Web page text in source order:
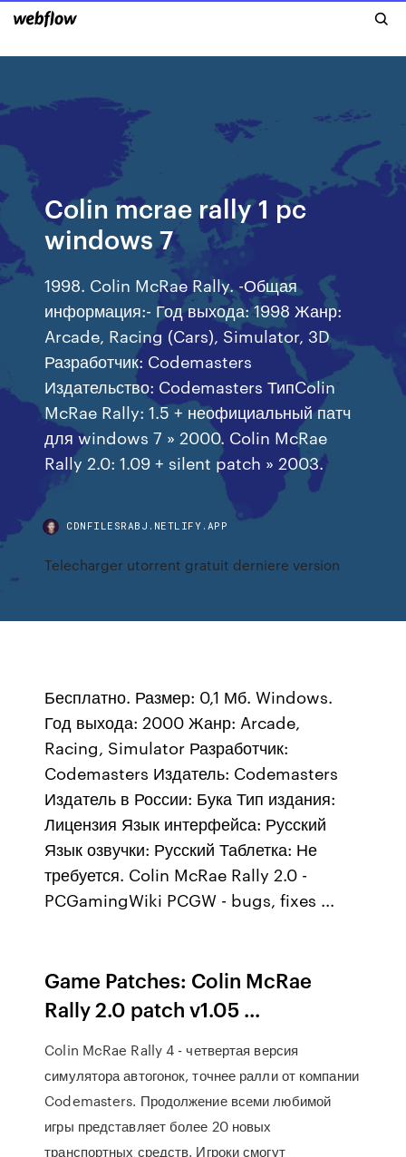
Colin mcrae rally 1 pc
windows 7
1998. Colin McRae Rally. -Общая
информация:- Год выхода: 1998 Жанр:
Arcade, Racing (Cars), Simulator, 3D
Разработчик: Codemasters
Издательство: Codemasters ТипColin
McRae Rally: 1.5 + неофициальный патч
для windows 7 » 2000. Colin McRae
Rally 2.0: 1.09 + silent patch » 2003.
CDNFILESRABJ.NETLIFY.APP
Telecharger utorrent gratuit derniere version
Бесплатно. Размер: 0,1 Мб. Windows.
Год выхода: 2000 Жанр: Arcade,
Racing, Simulator Разработчик:
Codemasters Издатель: Codemasters
Издатель в России: Бука Тип издания:
Лицензия Язык интерфейса: Русский
Язык озвучки: Русский Таблетка: Не
требуется. Colin McRae Rally 2.0 -
PCGamingWiki PCGW - bugs, fixes ...
Game Patches: Colin McRae
Rally 2.0 patch v1.05 ...
Colin McRae Rally 4 - четвертая версия
симулятора автогонок, точнее ралли от компании
Codemasters. Продолжение всеми любимой
игры представляет более 20 новых
транспортных средств. Игроки смогут